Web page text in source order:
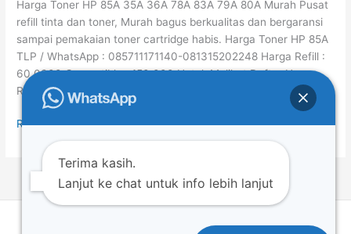
Harga Toner HP 85A 35A 36A 78A 83A 79A 80A Murah Pusat
refill tinta dan toner, Murah bagus berkualitas dan bergaransi
sampai pemakaian toner cartridge habis. Harga Toner HP 85A
TLP / WhatsApp : 085711171140-081315202248 Harga Refill :
60.0000 Compatible : 150.000 Untuk Melihat Daftar Harga
Refill Toner HP, klik di sini Proses pengisian bisa […]
78A
83A
79A
80A
Murah
Read More »
Terima kasih.
Lanjut ke chat untuk info lebih lanjut